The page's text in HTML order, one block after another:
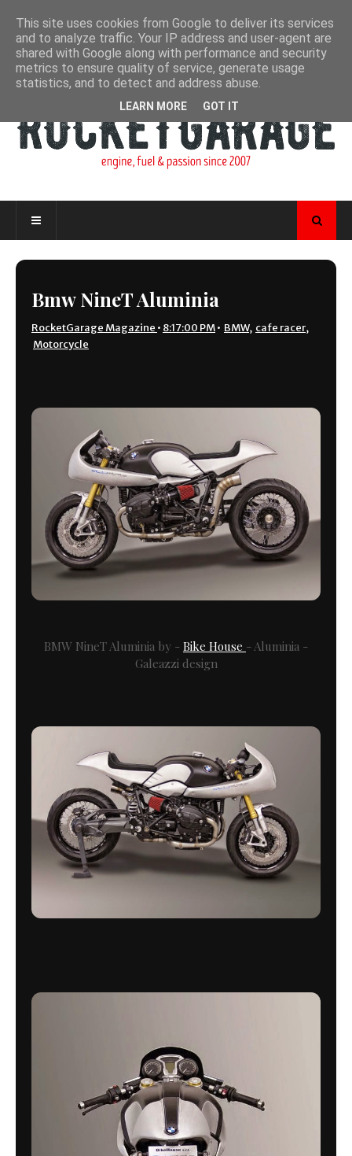
Bmw NineT Aluminia
RocketGarage Magazine • 8:17:00 PM• BMW, cafe racer,
Motorcycle
BMW NineT Aluminia by - Bike House - Aluminia -
Galeazzi design
This site uses cookies from Google to deliver its services
and to analyze traffic. Your IP address and user-agent are
shared with Google along with performance and security
metrics to ensure quality of service, generate usage
statistics, and to detect and address abuse.
LEARN MORE GOT IT